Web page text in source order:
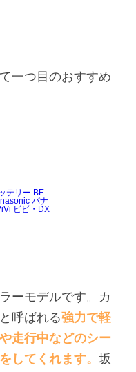
一つ目のおすすめ
テリー BE-
パナ
ビビ・DX
ーモデルです。カ
呼ばれる強力で軽
走行中などのシー
してくれます。 坂